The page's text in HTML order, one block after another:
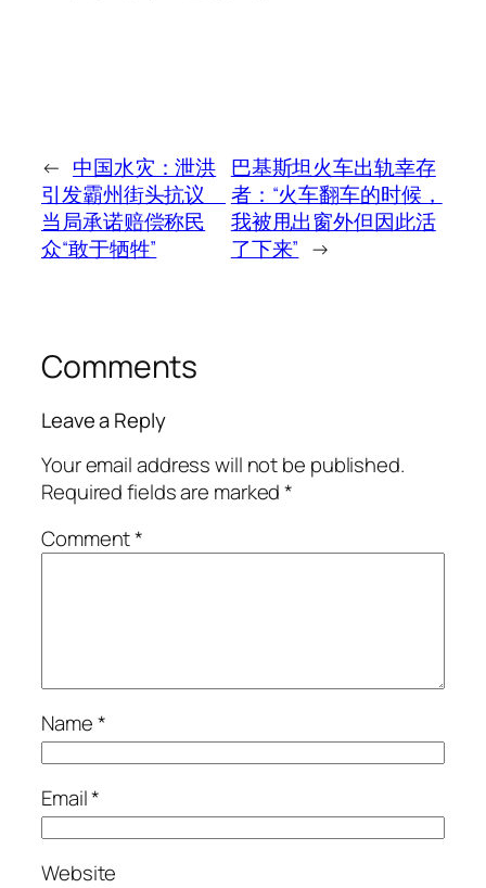
← 中国水灾：泄洪
引发霸州街头抗议
当局承诺赔偿称民
众“敢于牺牲”
巴基斯坦火车出轨幸存
者：“火车翻车的时候，
我被甩出窗外但因此活
了下来” →
Comments
Leave a Reply
Your email address will not be published.
Required fields are marked*
Comment*
Name*
Email*
Website